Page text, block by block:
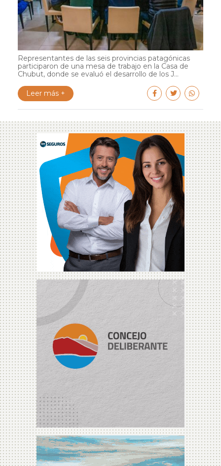
Representantes de las seis provincias patagónicas
participaron de una mesa de trabajo en la Casa de
Chubut, donde se evaluó el desarrollo de los J...
Leer más +